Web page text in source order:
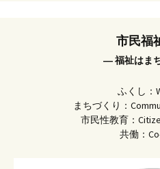
市民福
― 福祉はま
ふくし：
まちづくり：
市民性教育：
共働：